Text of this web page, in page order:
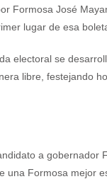
Formosa José
lugar de esa
electoral se
libre, festejando
a gobernador
una Formosa mejor